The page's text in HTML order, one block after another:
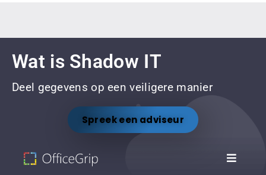
Wat is Shadow IT
Deel gegevens op een veiligere manier
Spreek een adviseur